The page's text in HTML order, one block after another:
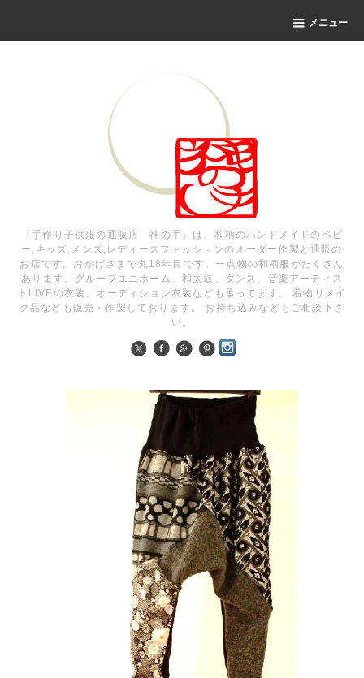
メニュー
『手作り子供服の通販店 神の手』は、和柄のハンドメイドのベビ
ー,キッズ,メンズ,レディースファッションのオーダー作製と通販の
お店です。おかげさまで丸18年目です。一点物の和柄服がたくさん
あります。グループユニホーム、和太鼓、ダンス、音楽アーティス
トLIVEの衣装、オーディション衣装なども承ってます。 着物リメイ
ク品なども販売・作製しております。 お持ち込みなどもご相談下さ
い。